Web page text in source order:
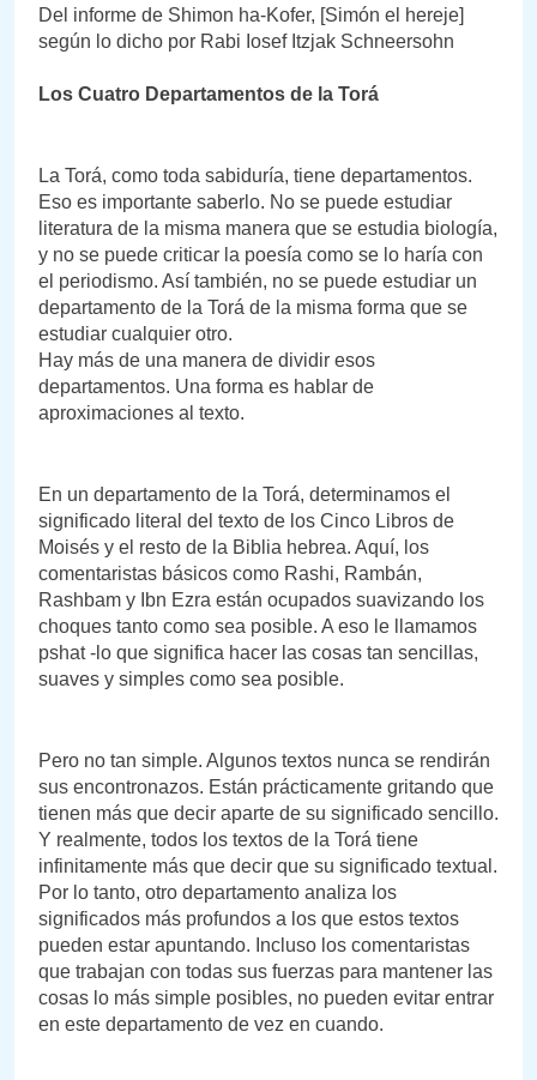
Del informe de Shimon ha-Kofer, [Simón el hereje]
según lo dicho por Rabi Iosef Itzjak Schneersohn
Los Cuatro Departamentos de la Torá
La Torá, como toda sabiduría, tiene departamentos.
Eso es importante saberlo. No se puede estudiar
literatura de la misma manera que se estudia biología,
y no se puede criticar la poesía como se lo haría con
el periodismo. Así también, no se puede estudiar un
departamento de la Torá de la misma forma que se
estudiar cualquier otro.
Hay más de una manera de dividir esos
departamentos. Una forma es hablar de
aproximaciones al texto.
En un departamento de la Torá, determinamos el
significado literal del texto de los Cinco Libros de
Moisés y el resto de la Biblia hebrea. Aquí, los
comentaristas básicos como Rashi, Rambán,
Rashbam y Ibn Ezra están ocupados suavizando los
choques tanto como sea posible. A eso le llamamos
pshat -lo que significa hacer las cosas tan sencillas,
suaves y simples como sea posible.
Pero no tan simple. Algunos textos nunca se rendirán
sus encontronazos. Están prácticamente gritando que
tienen más que decir aparte de su significado sencillo.
Y realmente, todos los textos de la Torá tiene
infinitamente más que decir que su significado textual.
Por lo tanto, otro departamento analiza los
significados más profundos a los que estos textos
pueden estar apuntando. Incluso los comentaristas
que trabajan con todas sus fuerzas para mantener las
cosas lo más simple posibles, no pueden evitar entrar
en este departamento de vez en cuando.